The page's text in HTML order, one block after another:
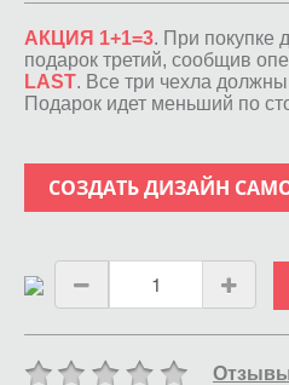
АКЦИЯ 1+1=3. При покупке
подарок третий, сообщив
LAST. Все три чехла
Подарок идет меньший по
СОЗДАТЬ ДИЗАЙН